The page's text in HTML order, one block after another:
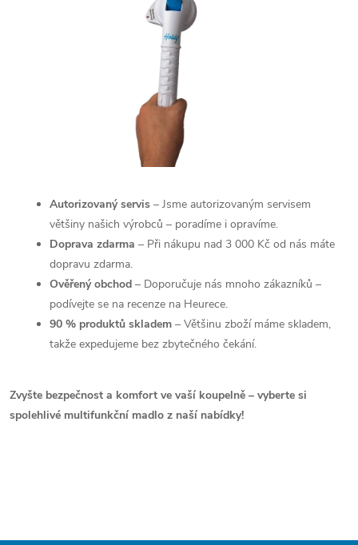
Autorizovaný servis – Jsme autorizovaným servisem
většiny našich výrobců – poradíme i opravíme.
Doprava zdarma – Při nákupu nad 3 000 Kč od nás máte
dopravu zdarma.
Ověřený obchod – Doporučuje nás mnoho zákazníků –
podívejte se na recenze na Heurece.
90 % produktů skladem – Většinu zboží máme skladem,
takže expedujeme bez zbytečného čekání.
Zvyšte bezpečnost a komfort ve vaší koupelně – vyberte si
spolehlivé multifunkční madlo z naší nabídky!